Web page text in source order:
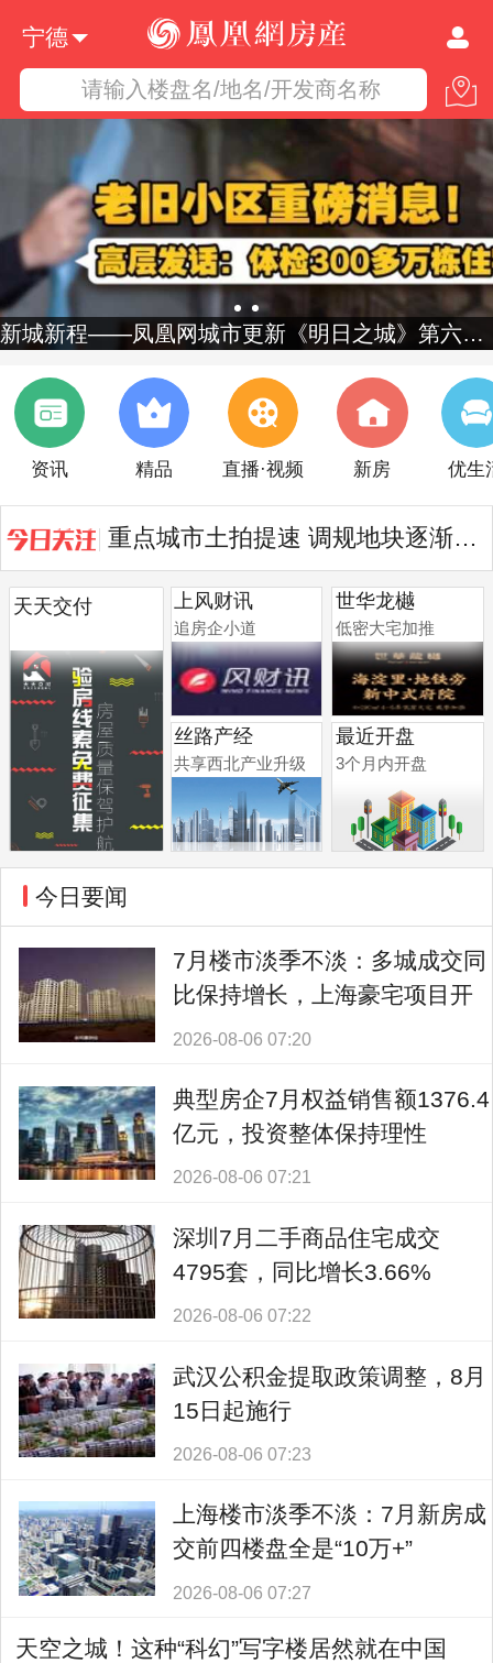
宁德
请输入楼盘名/地名/开发商名称
新城新程——凤凰网城市更新《明日之城》第六季启幕
资讯 精品 直播·视频 新房 优生
重点城市土拍提速 调规地块逐渐成...
7月土地竞拍分化 房企拿地继续向...
天天交付 上风财讯
追房企小道
丝路产经
共享西北产业升级
世华龙樾
低密大宅加推
最近开盘
3个月内开盘
今日要闻
7月楼市淡季不淡：多城成交同
比保持增长，上海豪宅项目开
盘日光
2026-08-06 07:20
典型房企7月权益销售额1376.4
亿元，投资整体保持理性
2026-08-06 07:21
深圳7月二手商品住宅成交
4795套，同比增长3.66%
2026-08-06 07:22
武汉公积金提取政策调整，8月
15日起施行
2026-08-06 07:23
上海楼市淡季不淡：7月新房成
交前四楼盘全是“10万+”
2026-08-06 07:27
天空之城！这种“科幻”写字楼居然就在中国